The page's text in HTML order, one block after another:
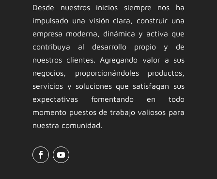
Desde nuestros inicios siempre nos ha
impulsado una visión clara, construir una
empresa moderna, dinámica y activa que
contribuya al desarrollo propio y de
nuestros clientes. Agregando valor a sus
negocios, proporcionándoles productos,
servicios y soluciones que satisfagan sus
expectativas fomentando en todo
momento puestos de trabajo valiosos para
nuestra comunidad.